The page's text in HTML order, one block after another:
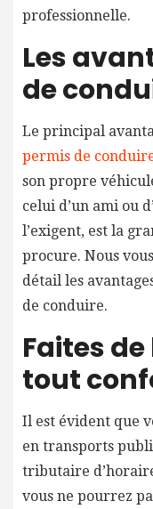
professionnelle.
Les
de
Le principal
permis de
son propre
celui d’un ami ou
l’exigent, est la
procure. Nous
détail les
de conduire.
Faites
tout
Il est évident que
en transports
tributaire
vous ne pourrez